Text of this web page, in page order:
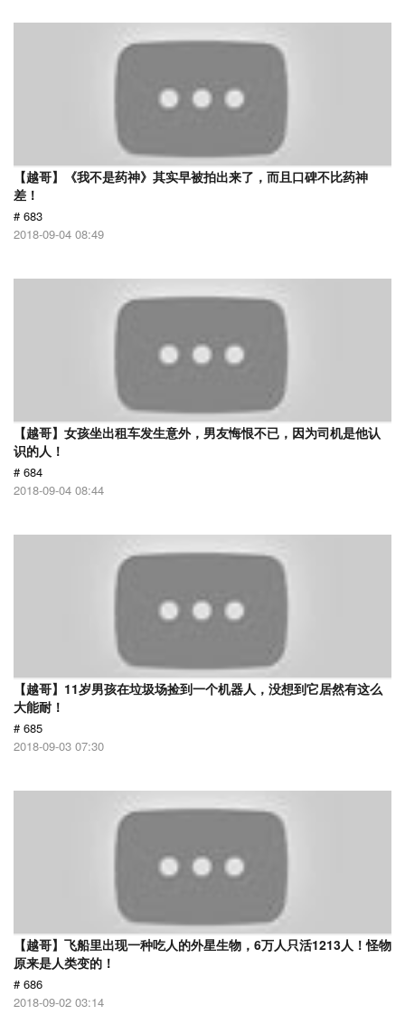
【越哥】《我不是药神》其实早被拍出来了，而且口碑不比药神
差！
# 683
2018-09-04 08:49
【越哥】女孩坐出租车发生意外，男友悔恨不已，因为司机是他认
识的人！
# 684
2018-09-04 08:44
【越哥】11岁男孩在垃圾场捡到一个机器人，没想到它居然有这么
大能耐！
# 685
2018-09-03 07:30
【越哥】飞船里出现一种吃人的外星生物，6万人只活1213人！怪物
原来是人类变的！
# 686
2018-09-02 03:14